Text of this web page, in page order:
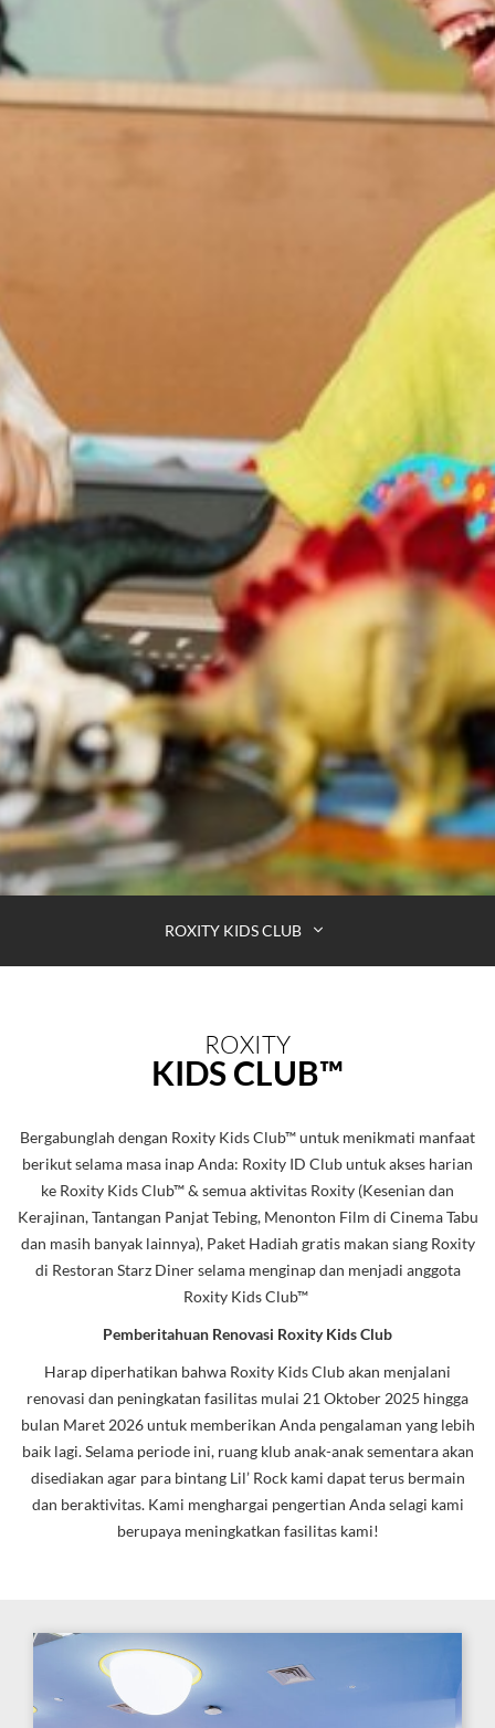
ROXITY KIDS CLUB
ROXITY
KIDS CLUB™
Bergabunglah dengan Roxity Kids Club™ untuk menikmati manfaat
berikut selama masa inap Anda: Roxity ID Club untuk akses harian
ke Roxity Kids Club™ & semua aktivitas Roxity (Kesenian dan
Kerajinan, Tantangan Panjat Tebing, Menonton Film di Cinema Tabu
dan masih banyak lainnya), Paket Hadiah gratis makan siang Roxity
di Restoran Starz Diner selama menginap dan menjadi anggota
Roxity Kids Club™
Pemberitahuan Renovasi Roxity Kids Club
Harap diperhatikan bahwa Roxity Kids Club akan menjalani
renovasi dan peningkatan fasilitas mulai 21 Oktober 2025 hingga
bulan Maret 2026 untuk memberikan Anda pengalaman yang lebih
baik lagi. Selama periode ini, ruang klub anak-anak sementara akan
disediakan agar para bintang Lil’ Rock kami dapat terus bermain
dan beraktivitas. Kami menghargai pengertian Anda selagi kami
berupaya meningkatkan fasilitas kami!